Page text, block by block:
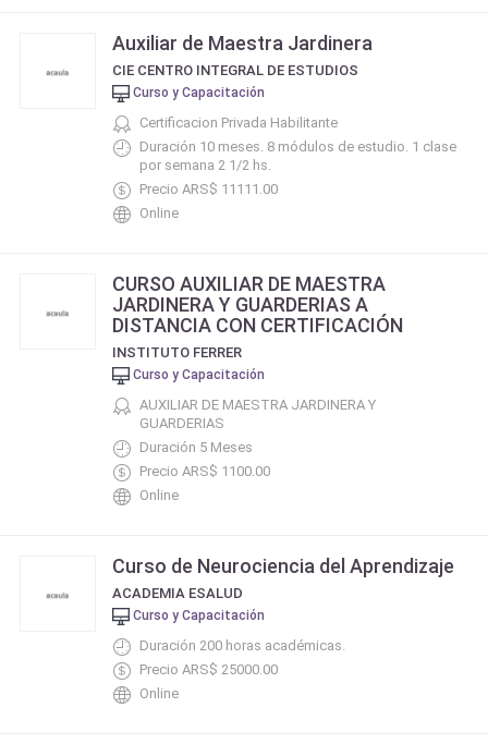
Auxiliar de Maestra Jardinera
CIE CENTRO INTEGRAL DE ESTUDIOS
Curso y Capacitación
Certificacion Privada Habilitante
Duración 10 meses. 8 módulos de estudio. 1 clase
por semana 2 1/2 hs.
Precio ARS$ 11111.00
Online
CURSO AUXILIAR DE MAESTRA
JARDINERA Y GUARDERIAS A
DISTANCIA CON CERTIFICACIÓN
INSTITUTO FERRER
Curso y Capacitación
AUXILIAR DE MAESTRA JARDINERA Y
GUARDERIAS
Duración 5 Meses
Precio ARS$ 1100.00
Online
Curso de Neurociencia del Aprendizaje
ACADEMIA ESALUD
Curso y Capacitación
Duración 200 horas académicas.
Precio ARS$ 25000.00
Online